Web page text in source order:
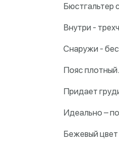
Бюстгальтер
Внутри -
Снаружи -
Пояс плотный.
Придает
Идеально –
Бежевый цвет